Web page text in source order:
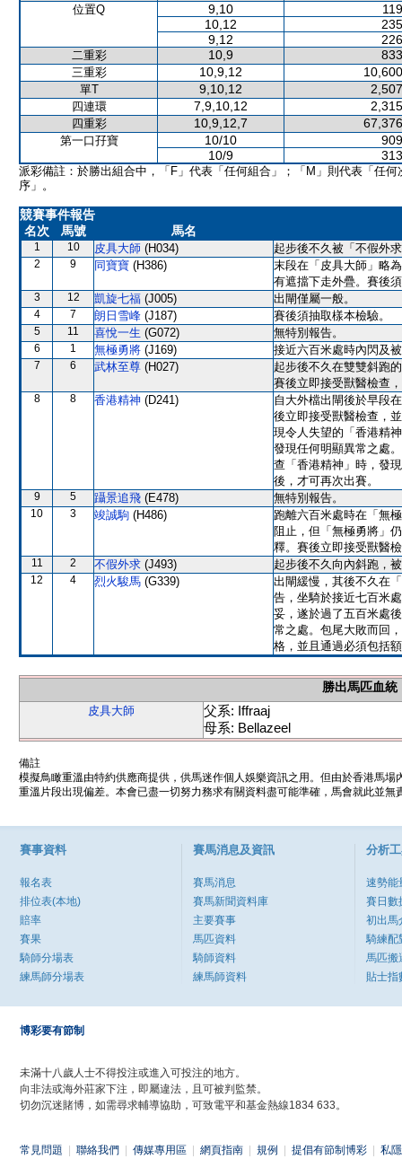
位置Q 9,10
10,12
9,12
二重彩 10,9
三重彩 10,9,12
單T 9,10,12
四連環 7,9,10,12
四重彩 10,9,12,7
第一口孖寶 10/10
10/9
派彩備註：於勝出組合中，「F」代表「任何組合」；「M」則代表「任何
序」。
競賽事件報告
名次
馬號 馬名
1 10 皮具大師 (H034) 起步後不久被「不假外
2 9 同寶寶 (H386)
末段在「皮具大師」略
有遮擋下走外疊。賽後
3 12 凱旋七福 (J005) 出閘僅屬一般。
4 7 朗日雪峰 (J187) 賽後須抽取樣本檢驗。
5 11 喜悅一生 (G072) 無特別報告。
6 1 無極勇將 (J169) 接近六百米處時內閃及
7 6 武林至尊 (H027)
起步後不久在雙雙斜跑
賽後立即接受獸醫檢查
8 8 香港精神 (D241)
自大外檔出閘後於早段
後立即接受獸醫檢查，
現令人失望的「香港精
發現任何明顯異常之處
查「香港精神」時，發
後，才可再次出賽。
9 5 躡景追飛 (E478) 無特別報告。
10 3 竣誠駒 (H486)
跑離六百米處時在「無
阻止，但「無極勇將」
釋。賽後立即接受獸醫
11 2 不假外求 (J493) 起步後不久向內斜跑，
12 4 烈火駿馬 (G339)
出閘緩慢，其後不久在
告，坐騎於接近七百米
妥，遂於過了五百米處
常之處。包尾大敗而回
格，並且通過必須包括
勝出馬匹血統
皮具大師
父系: Iffraaj
母系: Bellazeel
備註
模擬鳥瞰重溫由特約供應商提供，供馬迷作個人娛樂資訊之用。但由於香港馬
重溫片段出現偏差。本會已盡一切努力務求有關資料盡可能準確，馬會就此並
賽事資料
報名表
排位表(本地)
賠率
賽果
騎師分場表
練馬師分場表
賽馬消息及資訊
賽馬消息
賽馬新聞資料庫
主要賽事
馬匹資料
騎師資料
練馬師資料
分析
速勢能
賽日數
初出馬
騎練配
馬匹搬
貼士指
博彩要有節制
未滿十八歲人士不得投注或進入可投注的地方。
向非法或海外莊家下注，即屬違法，且可被判監禁。
切勿沉迷賭博，如需尋求輔導協助，可致電平和基金熱線1834 633。
常見問題 聯絡我們 傳媒專用區 網頁指南 規例 提倡有節制博彩 私